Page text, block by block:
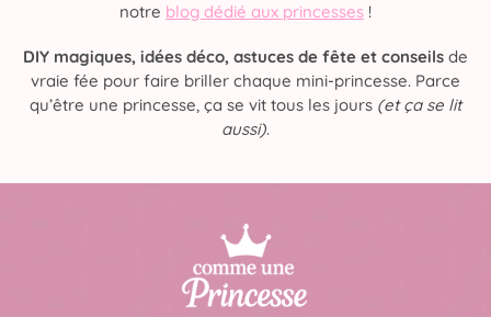
notre blog dédié aux princesses !
DIY magiques, idées déco, astuces de fête et conseils de
vraie fée pour faire briller chaque mini-princesse. Parce
qu’être une princesse, ça se vit tous les jours (et ça se lit
aussi).